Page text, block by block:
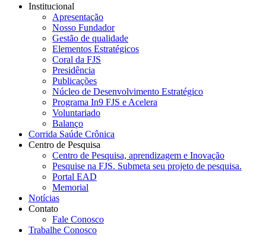
Institucional
Apresentação
Nosso Fundador
Gestão de qualidade
Elementos Estratégicos
Coral da FJS
Presidência
Publicações
Núcleo de Desenvolvimento Estratégico
Programa In9 FJS e Acelera
Voluntariado
Balanço
Corrida Saúde Crônica
Centro de Pesquisa
Centro de Pesquisa, aprendizagem e Inovação
Pesquise na FJS. Submeta seu projeto de pesquisa.
Portal EAD
Memorial
Notícias
Contato
Fale Conosco
Trabalhe Conosco